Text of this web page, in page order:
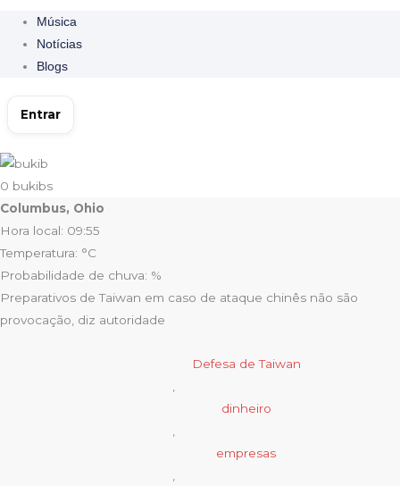
Música
Notícias
Blogs
Entrar
0 bukibs
Columbus, Ohio
Hora local: 09:55
Temperatura: °C
Probabilidade de chuva: %
Preparativos de Taiwan em caso de ataque chinês não são
provocação, diz autoridade
Defesa de Taiwan
dinheiro
empresas